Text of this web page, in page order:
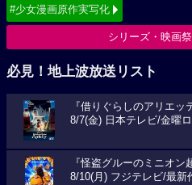
#少女漫画原作実写化
シリーズ・映画
必見！地上波放送リスト
『借りぐらしのアリエッ
8/7(金) 日本テレビ/金曜
『怪盗グルーのミニオン
8/10(月) フジテレビ/最新